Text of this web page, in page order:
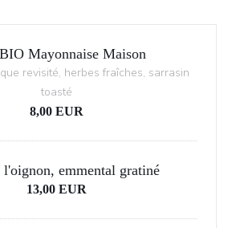
Mayonnaise Maison
revisité, herbes fraîches, sarrasin
toasté
8,00 EUR
l'oignon, emmental gratiné
13,00 EUR